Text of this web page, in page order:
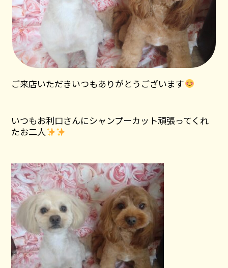
ご来店いただきいつもありがとうございます
いつもお利口さんにシャンプーカット頑張ってくれ
たお二人